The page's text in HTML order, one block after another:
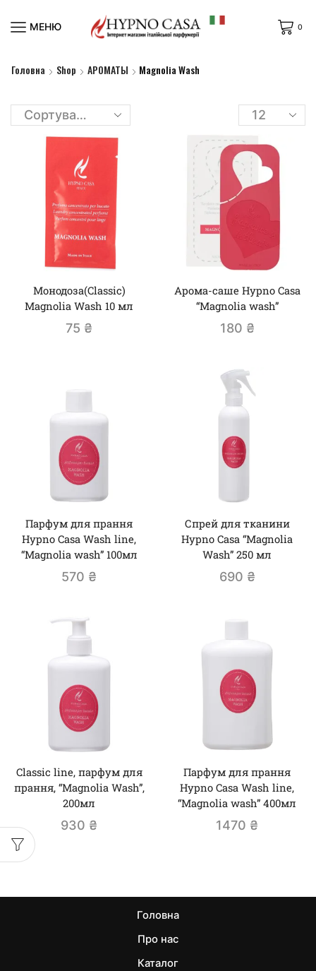
МЕНЮ 0
Головна Shop АРОМАТЫ Magnolia Wash
Монодоза(Classic)
Magnolia Wash 10 мл
75 ₴
Арома-саше Hypno Casa
“Magnolia wash”
180 ₴
Парфум для прання
Hypno Casa Wash line,
“Magnolia wash” 100мл
570 ₴
Спрей для тканини
Hypno Casa “Magnolia
Wash” 250 мл
690 ₴
Classic line, парфум для
прання, “Magnolia Wash”,
200мл
930 ₴
Парфум для прання
Hypno Casa Wash line,
“Magnolia wash” 400мл
1470 ₴
Головна
Про нас
Каталог